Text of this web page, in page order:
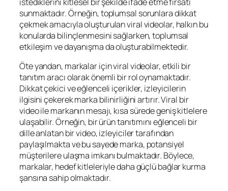
sunmaktadır. Örneğin, toplumsal sorunlara dikkat
çekmek amacıyla oluşturulan viral videolar, halkın bu
konularda bilinçlenmesini sağlarken, toplumsal
etkileşim ve dayanışma da oluşturabilmektedir.
Öte yandan, markalar için viral videolar, etkili bir
tanıtım aracı olarak önemli bir rol oynamaktadır.
Dikkat çekici ve eğlenceli içerikler, izleyicilerin
ilgisini çekerek marka bilinirliğini artırır. Viral bir
video ile markanın mesajı, kısa sürede geniş kitlelere
ulaşabilir. Örneğin, bir ürün tanıtımını eğlenceli bir
dille anlatan bir video, izleyiciler tarafından
paylaşılmakta ve bu sayede marka, potansiyel
müşterilere ulaşma imkanı bulmaktadır. Böylece,
markalar, hedef kitleleriyle daha güçlü bağlar kurma
şansına sahip olmaktadır.